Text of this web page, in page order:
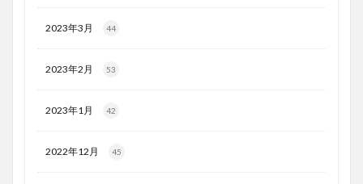
2023年3月 44
2023年2月 53
2023年1月 42
2022年12月 45